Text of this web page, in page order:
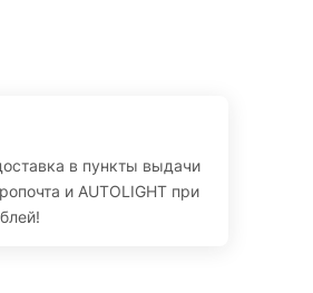
в пункты выдачи
и AUTOLIGHT при